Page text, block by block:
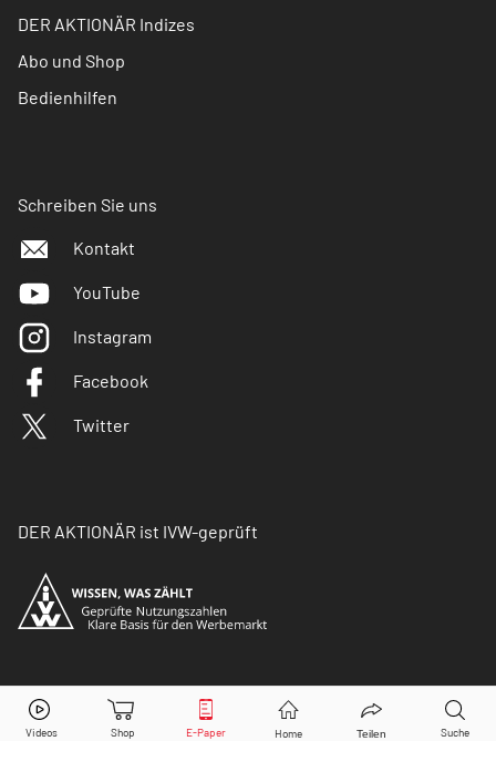
DER AKTIONÄR Indizes
Abo und Shop
Bedienhilfen
Schreiben Sie uns
Kontakt
YouTube
Instagram
Facebook
Twitter
DER AKTIONÄR ist IVW-geprüft
© Copyright 2026 Börsenmedien AG. Alle Rechte